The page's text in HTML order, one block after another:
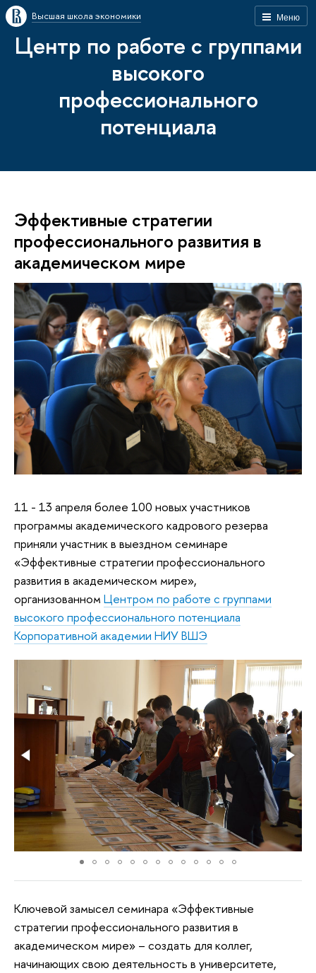
Меню
Высшая школа экономики
Центр по работе с группами
высокого
профессионального
потенциала
Эффективные стратегии
профессионального развития в
академическом мире
11 - 13 апреля более 100 новых участников
программы академического кадрового резерва
приняли участник в выездном семинаре
«Эффективные стратегии профессионального
развития в академическом мире»,
организованном Центром по работе с группами
высокого профессионального потенциала
Корпоративной академии НИУ ВШЭ
Ключевой замысел семинара «Эффективные
стратегии профессионального развития в
академическом мире» – создать для коллег,
начинающих свою деятельность в университете,